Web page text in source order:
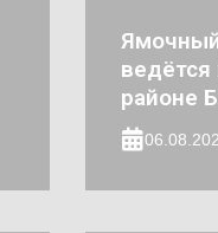
районе